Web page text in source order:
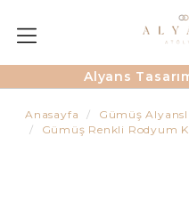
Alyans
Anasayfa
Gümüş
Gümüş Renkli Rodyum